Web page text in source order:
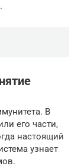
В
его части,
настоящий
узнает